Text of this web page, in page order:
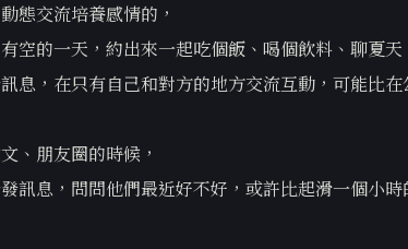
態交流培養感情的，
空的一天，約出來一起吃個飯、喝個飲料、聊夏天
息，在只有自己和對方的地方交流互動，可能比
、朋友圈的時候，
訊息，問問他們最近好不好，或許比起滑一個小